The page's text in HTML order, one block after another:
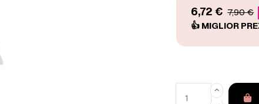
6,72 € 7,90 €